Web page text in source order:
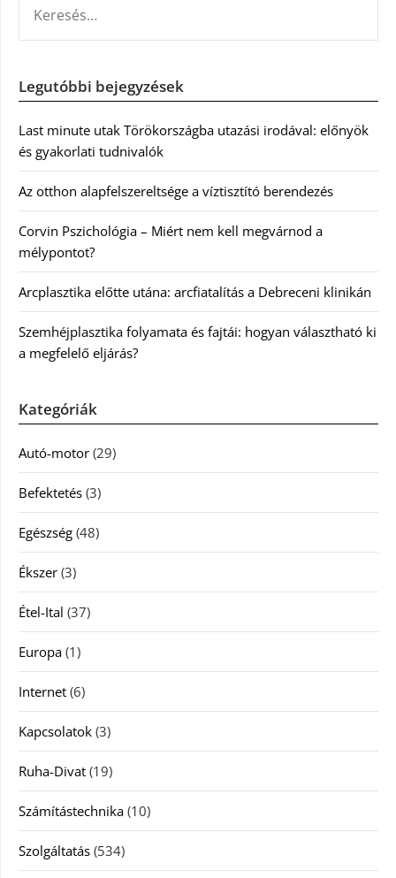
Legutóbbi bejegyzések
Last minute utak Törökországba utazási irodával: előnyök
és gyakorlati tudnivalók
Az otthon alapfelszereltsége a víztisztító berendezés
Corvin Pszichológia – Miért nem kell megvárnod a
mélypontot?
Arcplasztika előtte utána: arcfiatalítás a Debreceni klinikán
Szemhéjplasztika folyamata és fajtái: hogyan választható ki
a megfelelő eljárás?
Kategóriák
Autó-motor (29)
Befektetés (3)
Egészség (48)
Ékszer (3)
Étel-Ital (37)
Europa (1)
Internet (6)
Kapcsolatok (3)
Ruha-Divat (19)
Számítástechnika (10)
Szolgáltatás (534)